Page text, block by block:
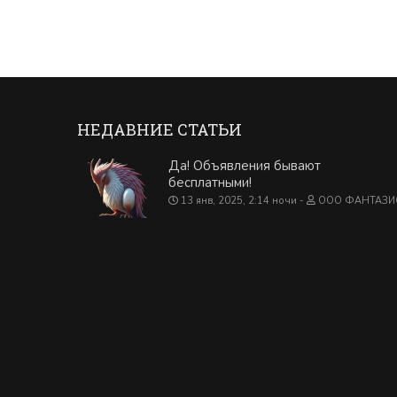
НЕДАВНИЕ СТАТЬИ
Да! Объявления бывают
бесплатными!
13 янв, 2025, 2:14 ночи ООО